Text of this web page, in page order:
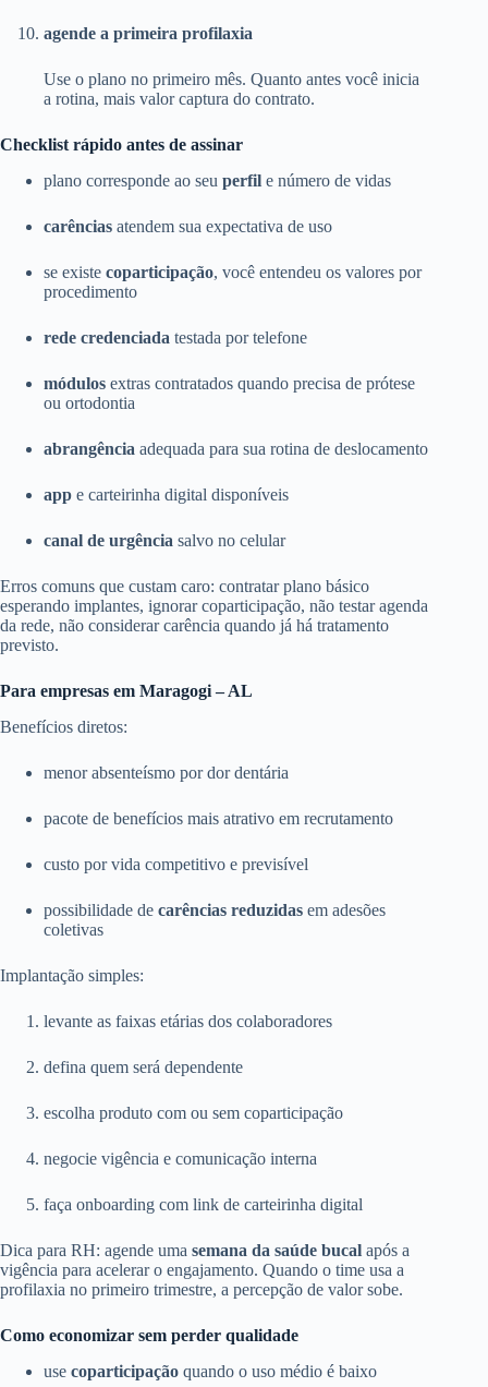
agende a primeira profilaxia
Use o plano no primeiro mês. Quanto antes você inicia
a rotina, mais valor captura do contrato.
Checklist rápido antes de assinar
plano corresponde ao seu perfil e número de vidas
carências atendem sua expectativa de uso
se existe coparticipação, você entendeu os valores por
procedimento
rede credenciada testada por telefone
módulos extras contratados quando precisa de prótese
ou ortodontia
abrangência adequada para sua rotina de deslocamento
app e carteirinha digital disponíveis
canal de urgência salvo no celular
Erros comuns que custam caro: contratar plano básico
esperando implantes, ignorar coparticipação, não testar agenda
da rede, não considerar carência quando já há tratamento
previsto.
Para empresas em Maragogi – AL
Benefícios diretos:
menor absenteísmo por dor dentária
pacote de benefícios mais atrativo em recrutamento
custo por vida competitivo e previsível
possibilidade de carências reduzidas em adesões
coletivas
Implantação simples:
levante as faixas etárias dos colaboradores
defina quem será dependente
escolha produto com ou sem coparticipação
negocie vigência e comunicação interna
faça onboarding com link de carteirinha digital
Dica para RH: agende uma semana da saúde bucal após a
vigência para acelerar o engajamento. Quando o time usa a
profilaxia no primeiro trimestre, a percepção de valor sobe.
Como economizar sem perder qualidade
use coparticipação quando o uso médio é baixo